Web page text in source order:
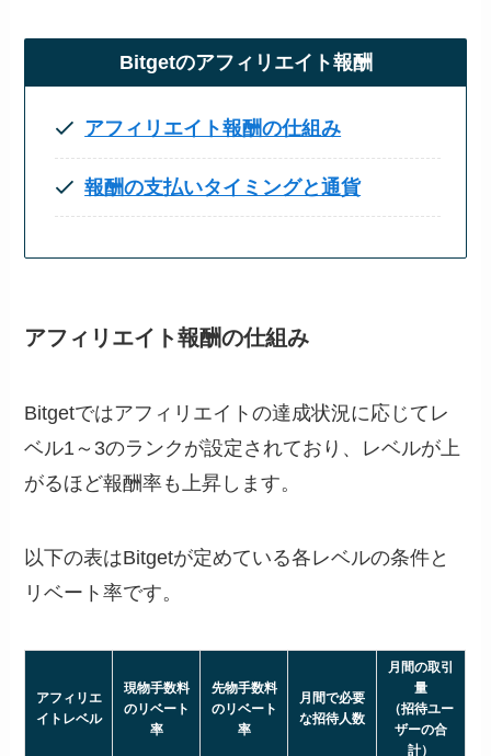
Bitgetのアフィリエイト報酬
アフィリエイト報酬の仕組み
報酬の支払いタイミングと通貨
アフィリエイト報酬の仕組み
Bitgetではアフィリエイトの達成状況に応じてレ
ベル1～3のランクが設定されており、レベルが上
がるほど報酬率も上昇します。
以下の表はBitgetが定めている各レベルの条件と
リベート率です。
アフィリエ
イトレベル
現物手数料
のリベート
率
先物手数料
のリベート
率
月間で必要
な招待人数
月間の取引
量
（招待ユー
ザーの合
計）